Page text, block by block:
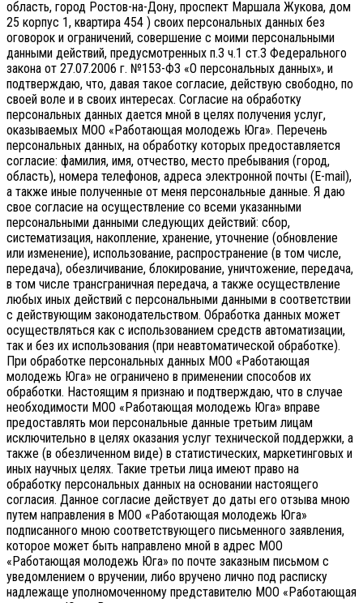
область, город Ростов-на-Дону, проспект Маршала Жукова, дом
25 корпус 1, квартира 454 ) своих персональных данных без
оговорок и ограничений, совершение с моими персональными
данными действий, предусмотренных п.3 ч.1 ст.3 Федерального
закона от 27.07.2006 г. №153-ФЗ «О персональных данных», и
подтверждаю, что, давая такое согласие, действую свободно, по
своей воле и в своих интересах. Согласие на обработку
персональных данных дается мной в целях получения услуг,
оказываемых МОО «Работающая молодежь Юга». Перечень
персональных данных, на обработку которых предоставляется
согласие: фамилия, имя, отчество, место пребывания (город,
область), номера телефонов, адреса электронной почты (E-mail),
а также иные полученные от меня персональные данные. Я даю
свое согласие на осуществление со всеми указанными
персональными данными следующих действий: сбор,
систематизация, накопление, хранение, уточнение (обновление
или изменение), использование, распространение (в том числе,
передача), обезличивание, блокирование, уничтожение, передача,
в том числе трансграничная передача, а также осуществление
любых иных действий с персональными данными в соответствии
с действующим законодательством. Обработка данных может
осуществляться как с использованием средств автоматизации,
так и без их использования (при неавтоматической обработке).
При обработке персональных данных МОО «Работающая
молодежь Юга» не ограничено в применении способов их
обработки. Настоящим я признаю и подтверждаю, что в случае
необходимости МОО «Работающая молодежь Юга» вправе
предоставлять мои персональные данные третьим лицам
исключительно в целях оказания услуг технической поддержки, а
также (в обезличенном виде) в статистических, маркетинговых и
иных научных целях. Такие третьи лица имеют право на
обработку персональных данных на основании настоящего
согласия. Данное согласие действует до даты его отзыва мною
путем направления в МОО «Работающая молодежь Юга»
подписанного мною соответствующего письменного заявления,
которое может быть направлено мной в адрес МОО
«Работающая молодежь Юга» по почте заказным письмом с
уведомлением о вручении, либо вручено лично под расписку
надлежаще уполномоченному представителю МОО «Работающая